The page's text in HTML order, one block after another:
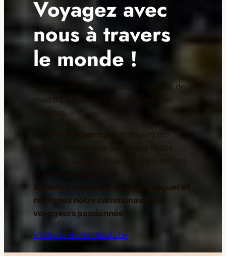
Voyagez avec
nous à travers
le monde !
Plongez dans nos aventures uniques, de
road trips épiques à des découvertes
insolites.
The P Adventure
, retrouvez des
guides, des astuces de voyage et des
moments authentiques qui inspirent vos
prochaines escapades.
Abonnez-vous pour ne rien manquer et
rejoignez notre communauté de
voyageurs passionnés !
Visiter la chaîne YouTube